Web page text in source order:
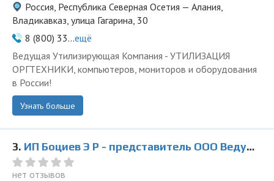
Россия, Республика Северная Осетия — Алания,
Владикавказ, улица Гагарина, 30
8 (800) 33...ещё
Ведущая Утилизирующая Компания - УТИЛИЗАЦИЯ
ОРГТЕХНИКИ, компьютеров, мониторов и оборудования
в России!
Узнать больше
3. ИП Боциев Э Р - представитель ООО Ведущая Утилизирующая Компания
нет отзывов